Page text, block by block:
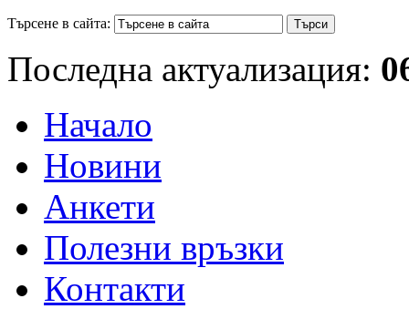
Търсене в сайта:
Последна актуализация:
Начало
Новини
Анкети
Полезни връзки
Контакти